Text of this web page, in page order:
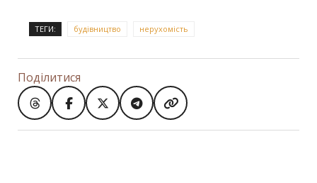
ТЕГИ: будівництво нерухомість
Поділитися